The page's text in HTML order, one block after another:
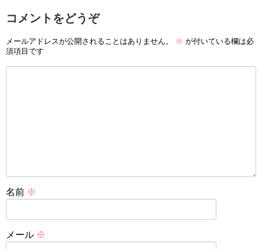
コメントをどうぞ
メールアドレスが公開されることはありません。 ※ が付いている欄は必
須項目です
名前 ※
メール ※